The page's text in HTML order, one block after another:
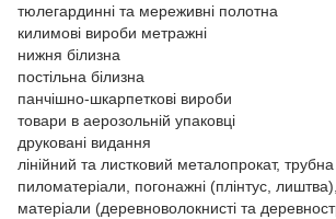
тюлегардинні та мереживні полотна
килимові вироби метражні
нижня білизна
постільна білизна
панчішно-шкарпеткові вироби
товари в аерозольній упаковці
друковані видання
лінійний та листковий металопрокат, трубна
пиломатеріали, погонажні (плінтус,
матеріали (деревноволокнисті та